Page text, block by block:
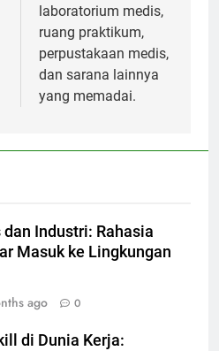
laboratorium medis,
ruang praktikum,
perpustakaan medis,
dan sarana lainnya
yang memadai.
Industri: Rahasia
Masuk ke Lingkungan
ago 0
di Dunia Kerja: